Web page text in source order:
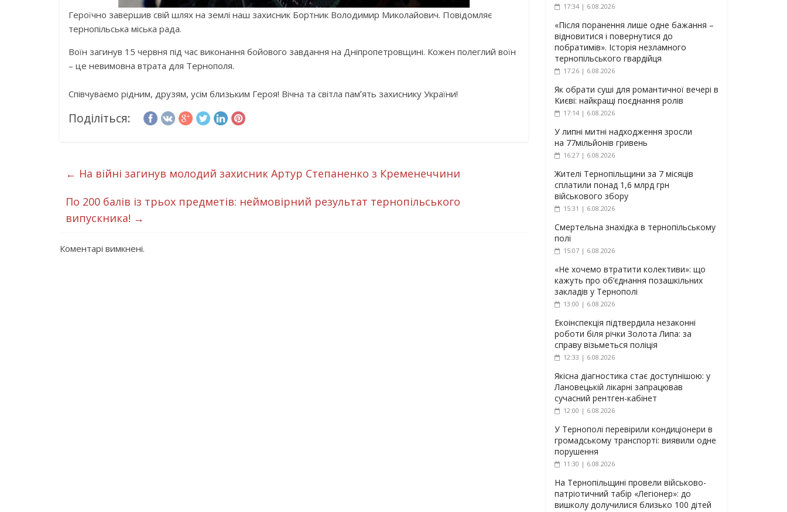
Героїчно завершив свій шлях на землі наш захисник Бортник Володимир Миколайович. Повідомляє
тернопільська міська рада.
Воїн загинув 15 червня під час виконання бойового завдання на Дніпропетровщині. Кожен полеглий воїн
– це невимовна втрата для Тернополя.
Співчуваємо рідним, друзям, усім близьким Героя! Вічна та світла памʼять захиснику України!
Поділіться:
← На війні загинув молодий захисник Артур Степаненко з Кременеччини
По 200 балів із трьох предметів: неймовірний результат тернопільського
випускника! →
Коментарі вимкнені.
17:34 | 6.08.2026
«Після поранення лише одне бажання –
відновитися і повернутися до
побратимів». Історія незламного
тернопільського гвардійця
17:26 | 6.08.2026
Як обрати суші для романтичної вечері в
Києві: найкращі поєднання ролів
17:14 | 6.08.2026
У липні митні надходження зросли
на 77мільйонів гривень
16:27 | 6.08.2026
Жителі Тернопільщини за 7 місяців
сплатили понад 1,6 млрд грн
військового збору
15:31 | 6.08.2026
Смертельна знахідка в тернопільському
полі
15:07 | 6.08.2026
«Не хочемо втратити колективи»: що
кажуть про об’єднання позашкільних
закладів у Тернополі
13:00 | 6.08.2026
Екоінспекція підтвердила незаконні
роботи біля річки Золота Липа: за
справу візьметься поліція
12:33 | 6.08.2026
Якісна діагностика стає доступнішою: у
Лановецькій лікарні запрацював
сучасний рентген-кабінет
12:00 | 6.08.2026
У Тернополі перевірили кондиціонери в
громадському транспорті: виявили одне
порушення
11:30 | 6.08.2026
На Тернопільщині провели військово-
патріотичний табір «Легіонер»: до
вишколу долучилися близько 100 дітей